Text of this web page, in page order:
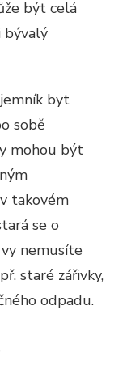
být celá
bývalý
byt
sobě
mohou být
takovém
se o
nemusíte
staré zářivky,
odpadu.